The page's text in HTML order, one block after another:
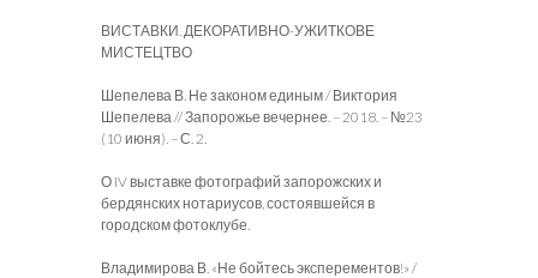
ВИСТАВКИ. ДЕКОРАТИВНО-УЖИТКОВЕ
МИСТЕЦТВО
Шепелева В. Не законом единым / Виктория
Шепелева // Запорожье вечернее. – 2018. – №23
(10 июня). – С. 2.
О IV выставке фотографий запорожских и
бердянских нотариусов, состоявшейся в
городском фотоклубе.
Владимирова В. «Не бойтесь эксперементов!» /